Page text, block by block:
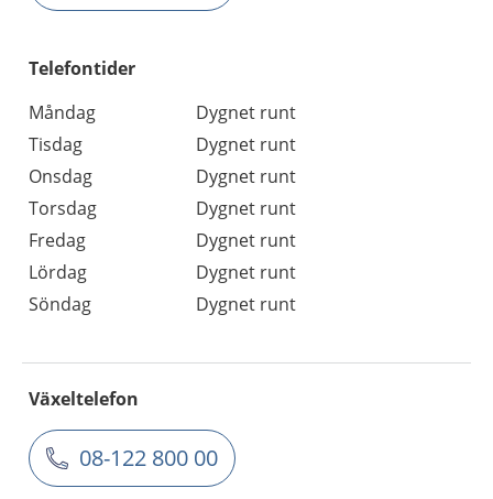
Telefontider
Måndag
Dygnet runt
Tisdag
Dygnet runt
Onsdag
Dygnet runt
Torsdag
Dygnet runt
Fredag
Dygnet runt
Lördag
Dygnet runt
Söndag
Dygnet runt
Växeltelefon
08-122 800 00